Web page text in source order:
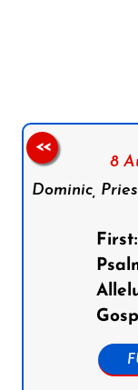
8
Dominic,
First:
<<